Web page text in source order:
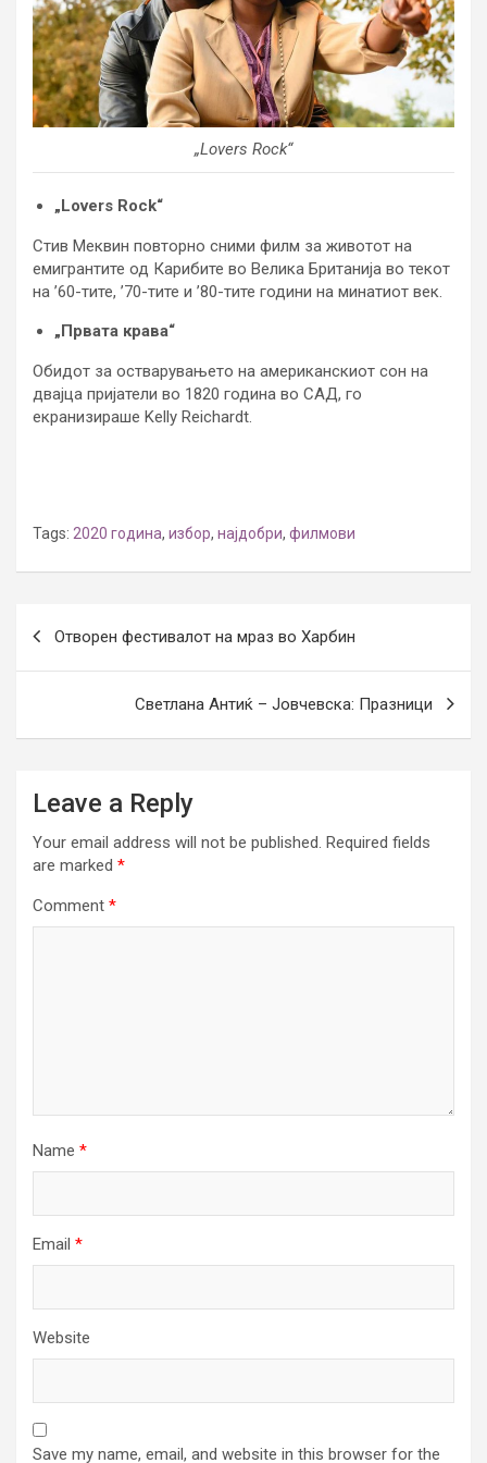
„Lovers Rock“
„Lovers Rock“
Стив Меквин повторно сними филм за животот на
емигрантите од Карибите во Велика Британија во текот
на ’60-тите, ’70-тите и ’80-тите години на минатиот век.
„Првата крава“
Обидот за остварувањето на американскиот сон на
двајца пријатели во 1820 година во САД, го
екранизираше Kelly Reichardt.
Tags: 2020 година, избор, најдобри, филмови
navigation
Отворен фестивалот на мраз во Харбин
Светлана Антиќ – Јовчевска: Празници
Leave a Reply
Your email address will not be published. Required fields
are marked *
Comment *
Name *
Email *
Website
Save my name, email, and website in this browser for the